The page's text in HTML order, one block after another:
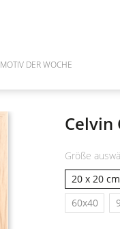
MOTIV DER WOCHE
Celvin
Größe
20 x 20 cm
60x40